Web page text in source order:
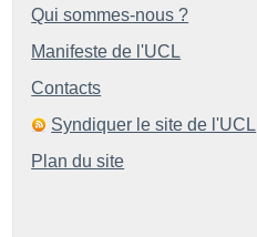
Qui sommes-nous ?
Manifeste de l'UCL
Contacts
Syndiquer le site de l'UCL
Plan du site